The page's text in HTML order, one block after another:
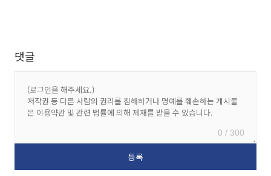
댓글
0 / 300